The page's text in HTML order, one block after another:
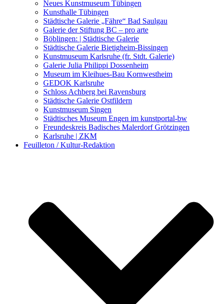
Kunstwettbewerbe, Ausschreibungen für Künstler
Neues Kunstmuseum Tübingen
Kunsthalle Tübingen
Städtische Galerie „Fähre“ Bad Saulgau
Galerie der Stiftung BC – pro arte
Böblingen: | Städtische Galerie
Städtische Galerie Bietigheim-Bissingen
Kunstmuseum Karlsruhe (fr. Stdt. Galerie)
Galerie Julia Philippi Dossenheim
Museum im Kleihues-Bau Kornwestheim
GEDOK Karlsruhe
Schloss Achberg bei Ravensburg
Städtische Galerie Ostfildern
Kunstmuseum Singen
Städtisches Museum Engen im kunstportal-bw
Freundeskreis Badisches Malerdorf Grötzingen
Karlsruhe | ZKM
Feuilleton / Kultur-Redaktion